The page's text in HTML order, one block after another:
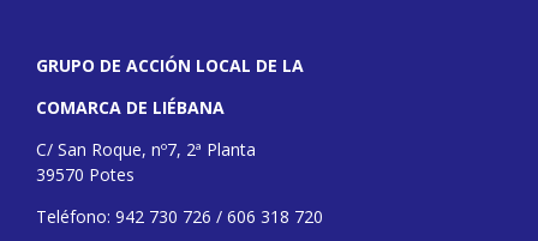
GRUPO DE ACCIÓN LOCAL DE LA
COMARCA DE LIÉBANA
C/ San Roque, nº7, 2ª Planta
39570 Potes
Teléfono: 942 730 726 / 606 318 720